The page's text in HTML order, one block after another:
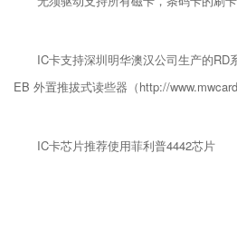
IC卡支持深圳明华澳汉公司生产的RD
EB 外置推拔式读些器（http://
IC卡芯片推荐使用菲利普4442芯片